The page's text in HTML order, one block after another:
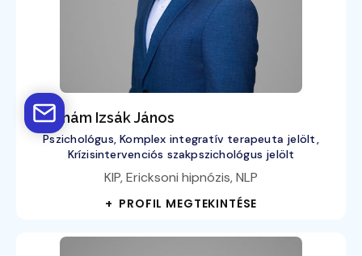
Ábrahám Izsák János
Pszichológus, Komplex integratív terapeuta jelölt,
Krízisintervenciós szakpszichológus jelölt
KIP, Ericksoni hipnózis, NLP
+ PROFIL MEGTEKINTÉSE